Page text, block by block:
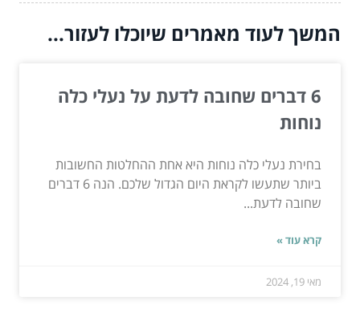
המשך לעוד מאמרים שיוכלו לעזור...
6 דברים שחובה לדעת על נעלי כלה
נוחות
בחירת נעלי כלה נוחות היא אחת ההחלטות החשובות
ביותר שתעשו לקראת היום הגדול שלכם. הנה 6 דברים
שחובה לדעת...
קרא עוד »
מאי 19, 2024